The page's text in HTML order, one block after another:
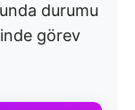
durumu
görev